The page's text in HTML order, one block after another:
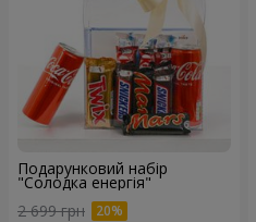
Подарунковий набір
"Солодка енергія"
2 699 грн